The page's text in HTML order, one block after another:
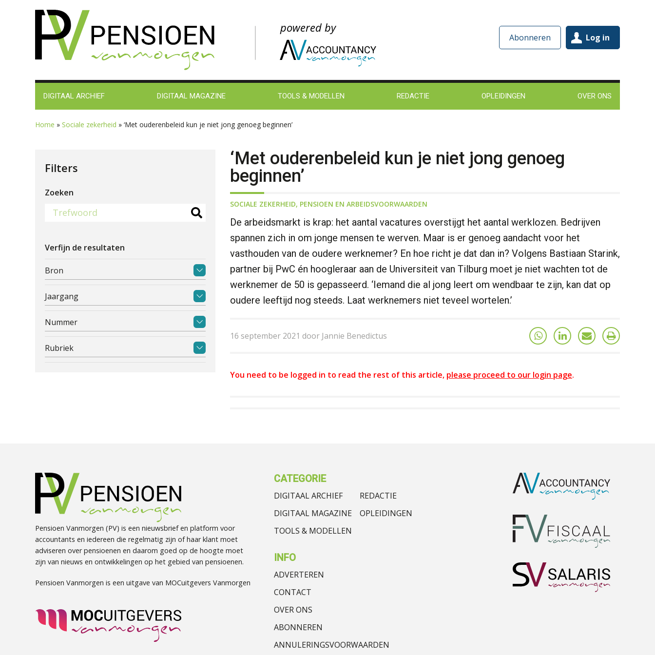
Abonneren Log in
DIGITAAL ARCHIEF DIGITAAL MAGAZINE TOOLS & MODELLEN REDACTIE OPLEIDINGEN OVER ONS
Home » Sociale zekerheid » ‘Met ouderenbeleid kun je niet jong genoeg beginnen’
‘Met ouderenbeleid kun je niet jong genoeg
beginnen’
SOCIALE ZEKERHEID, PENSIOEN EN ARBEIDSVOORWAARDEN
De arbeidsmarkt is krap: het aantal vacatures overstijgt het aantal werklozen. Bedrijven
spannen zich in om jonge mensen te werven. Maar is er genoeg aandacht voor het
vasthouden van de oudere werknemer? En hoe richt je dat dan in? Volgens Bastiaan Starink,
partner bij PwC én hoogleraar aan de Universiteit van Tilburg moet je niet wachten tot de
werknemer de 50 is gepasseerd. ‘Iemand die al jong leert om wendbaar te zijn, kan dat op
oudere leeftijd nog steeds. Laat werknemers niet teveel wortelen.’
16 september 2021 door Jannie Benedictus
You need to be logged in to read the rest of this article, please proceed to our login page.
Filters
Zoeken
Verfijn de resultaten
Bron
Jaargang
Nummer
Rubriek
Pensioen Vanmorgen (PV) is een nieuwsbrief en platform voor
accountants en iedereen die regelmatig zijn of haar klant moet
adviseren over pensioenen en daarom goed op de hoogte moet
zijn van nieuws en ontwikkelingen op het gebied van pensioenen.
Pensioen Vanmorgen is een uitgave van MOCuitgevers Vanmorgen
CATEGORIE
DIGITAAL ARCHIEF
DIGITAAL MAGAZINE
TOOLS & MODELLEN
REDACTIE
OPLEIDINGEN
INFO
ADVERTEREN
CONTACT
OVER ONS
ABONNEREN
ANNULERINGSVOORWAARDEN